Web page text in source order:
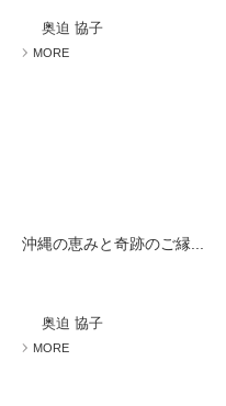
奥迫 協子
MORE
沖縄の恵みと奇跡のご縁...
奥迫 協子
MORE